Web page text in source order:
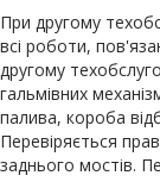
При другому
всі роботи,
другому
гальмівних
палива, короба
Перевіряється
заднього мостів.